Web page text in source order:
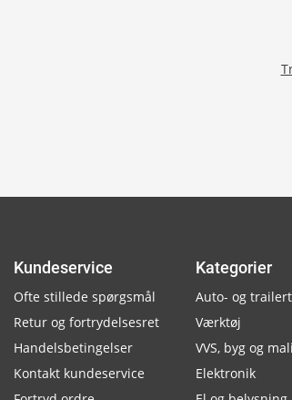
Kundeservice
Ofte stillede spørgsmål
Retur og fortrydelsesret
Handelsbetingelser
Kontakt kundeservice
Kategorier
Auto- og
Værktøj
VVS, byg og
Elektronik